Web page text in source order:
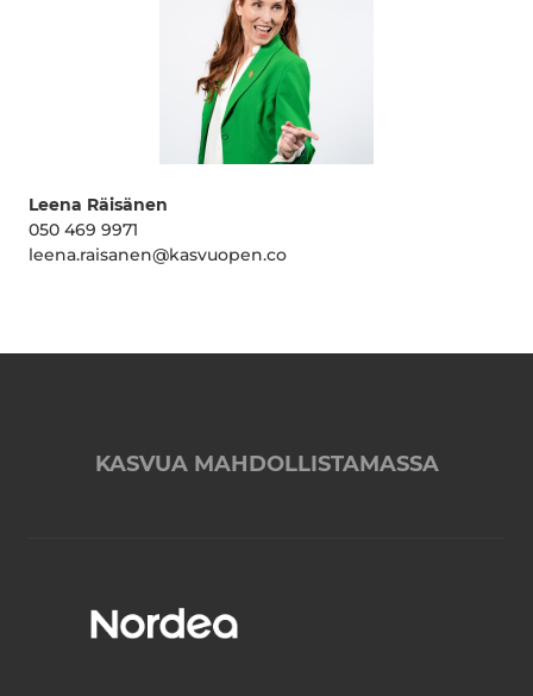
Leena Räisänen
050 469 9971
leena.raisanen@kasvuopen.co
KASVUA MAHDOLLISTAMASSA